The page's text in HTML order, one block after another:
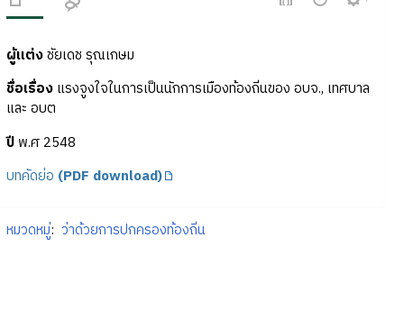
ผู้แต่งชัยเดช รุณเกษม
ชื่อเรื่องแรงจูงใจในการเป็นนักการเมืองท้องถิ่นของ อบจ., เทศบาล
และ อบต
ปีพ.ศ 2548
บทคัดย่อ (PDF download)
หมวดหมู่: ว่าด้วยการปกครองท้องถิ่น